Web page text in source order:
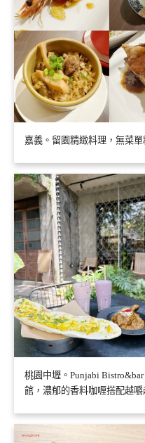
嘉義。留園精緻料理，無菜
桃園中壢。Punjabi
館，濃郁的香料咖喱搭配越